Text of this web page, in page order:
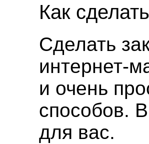
Как
Сделать
интернет-
и очень
способов.
для вас.